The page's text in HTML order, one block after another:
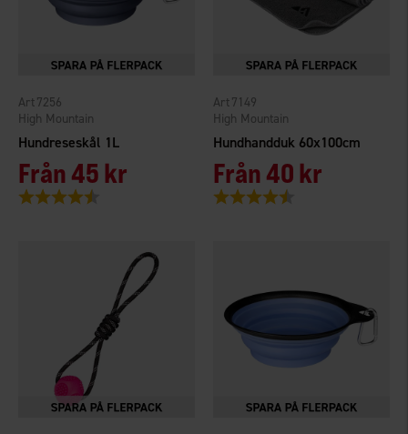
Hundreseskål 1L
High Mountain
7256
Från45 kr
Betyg:
Hundhandduk 60x100cm
High Mountain
7149
Från40 kr
Betyg: